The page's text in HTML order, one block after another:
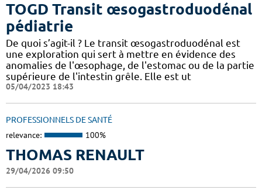
TOGD Transit œsogastroduodénal
pédiatrie
De quoi s’agit-il ? Le transit œsogastroduodénal est
une exploration qui sert à mettre en évidence des
anomalies de l'œsophage, de l'estomac ou de la partie
supérieure de l'intestin grêle. Elle est ut
05/04/2023 18:43
PROFESSIONNELS DE SANTÉ
relevance: 100%
THOMAS RENAULT
29/04/2026 09:50